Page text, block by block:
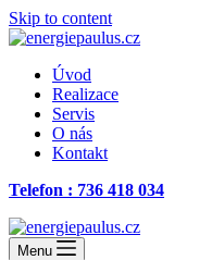
Skip to content
Úvod
Realizace
Servis
O nás
Kontakt
Telefon : 736 418 034
Menu